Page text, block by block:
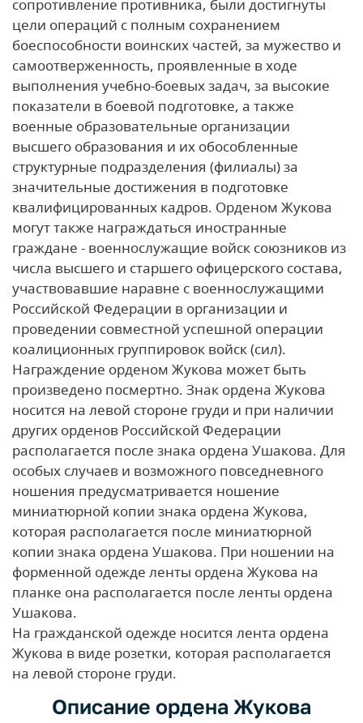
сопротивление противника, были достигнуты
цели операций с полным сохранением
боеспособности воинских частей, за мужество и
самоотверженность, проявленные в ходе
выполнения учебно-боевых задач, за высокие
показатели в боевой подготовке, а также
военные образовательные организации
высшего образования и их обособленные
структурные подразделения (филиалы) за
значительные достижения в подготовке
квалифицированных кадров. Орденом Жукова
могут также награждаться иностранные
граждане - военнослужащие войск союзников из
числа высшего и старшего офицерского состава,
участвовавшие наравне с военнослужащими
Российской Федерации в организации и
проведении совместной успешной операции
коалиционных группировок войск (сил).
Награждение орденом Жукова может быть
произведено посмертно. Знак ордена Жукова
носится на левой стороне груди и при наличии
других орденов Российской Федерации
располагается после знака ордена Ушакова. Для
особых случаев и возможного повседневного
ношения предусматривается ношение
миниатюрной копии знака ордена Жукова,
которая располагается после миниатюрной
копии знака ордена Ушакова. При ношении на
форменной одежде ленты ордена Жукова на
планке она располагается после ленты ордена
Ушакова.
На гражданской одежде носится лента ордена
Жукова в виде розетки, которая располагается
на левой стороне груди.
Описание ордена Жукова